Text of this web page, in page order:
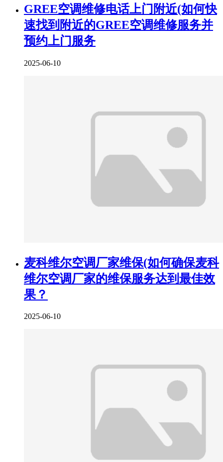
GREE空调维修电话上门附近(如何快
速找到附近的GREE空调维修服务并
预约上门服务
2025-06-10
麦科维尔空调厂家维保(如何确保麦科
维尔空调厂家的维保服务达到最佳效
果？
2025-06-10